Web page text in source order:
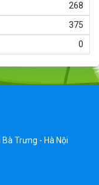
sát J2988
hình M666
268
375
0
Trưng - Hà Nội